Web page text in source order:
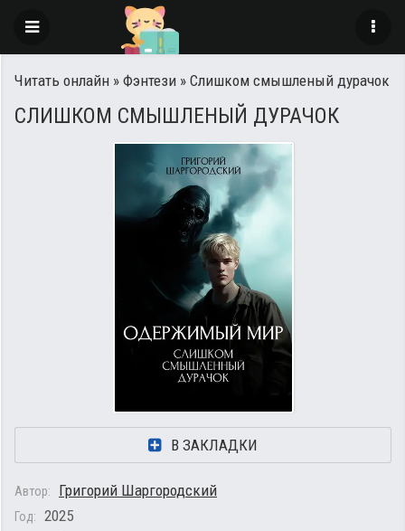
Читать онлайн » Фэнтези » Слишком смышленый дурачок
СЛИШКОМ СМЫШЛЕНЫЙ ДУРАЧОК
В ЗАКЛАДКИ
Автор: Григорий Шаргородский
Год: 2025